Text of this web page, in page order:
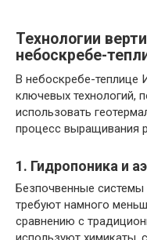
Технологии
небоскребе-
В небоскребе-теплице
ключевых технологий,
использовать
процесс выращивания
1. Гидропоника и
Безпочвенные
требуют намного
сравнению с